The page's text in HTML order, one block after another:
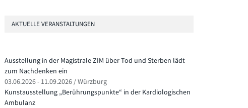
AKTUELLE VERANSTALTUNGEN
Ausstellung in der Magistrale ZIM über Tod und Sterben lädt
zum Nachdenken ein
03.06.2026 - 11.09.2026 / Würzburg
Kunstausstellung „Berührungspunkte“ in der Kardiologischen
Ambulanz